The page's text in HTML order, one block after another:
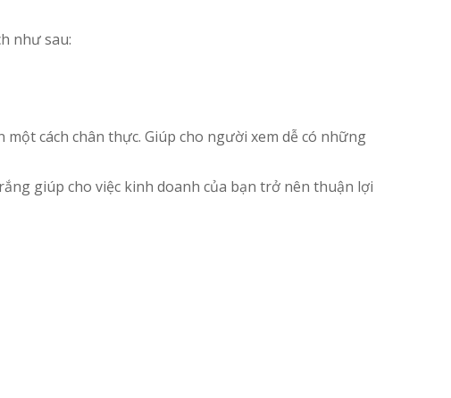
như sau:
cách chân thực. Giúp cho người xem dễ có những
giúp cho việc kinh doanh của bạn trở nên thuận lợi